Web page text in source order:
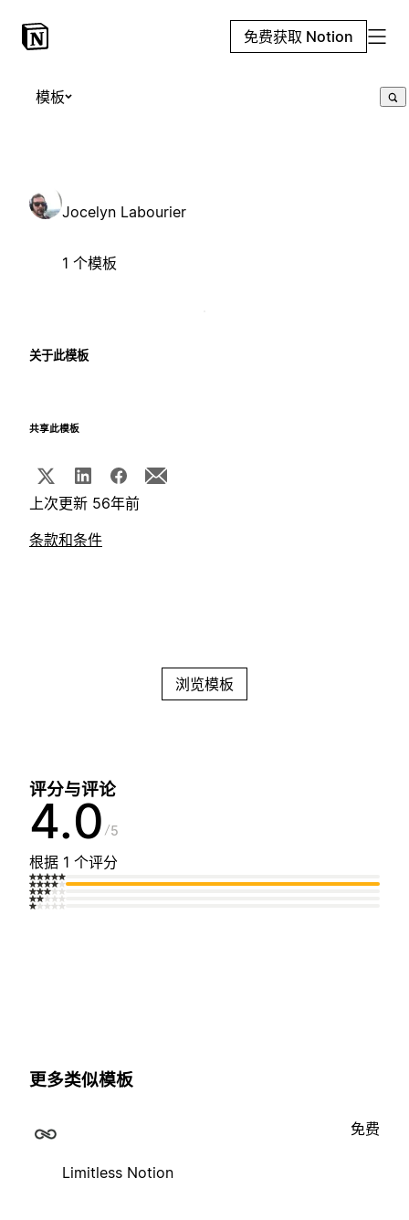
免费获取 Notion
模板
Jocelyn Labourier
1 个模板
关于此模板
共享此模板
上次更新 56年前
条款和条件
浏览模板
评分与评论
4.0 5
根据 1 个评分
更多类似模板
Limitless Notion
免费